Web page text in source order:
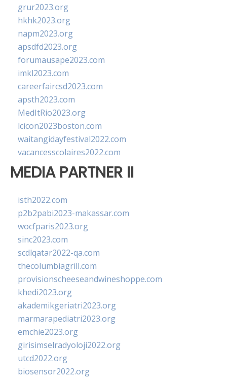
grur2023.org
hkhk2023.org
napm2023.org
apsdfd2023.org
forumausape2023.com
imkl2023.com
careerfaircsd2023.com
apsth2023.com
MedItRio2023.org
lcicon2023boston.com
waitangidayfestival2022.com
vacancesscolaires2022.com
MEDIA PARTNER II
isth2022.com
p2b2pabi2023-makassar.com
wocfparis2023.org
sinc2023.com
scdlqatar2022-qa.com
thecolumbiagrill.com
provisionscheeseandwineshoppe.com
khedi2023.org
akademikgeriatri2023.org
marmarapediatri2023.org
emchie2023.org
girisimselradyoloji2022.org
utcd2022.org
biosensor2022.org